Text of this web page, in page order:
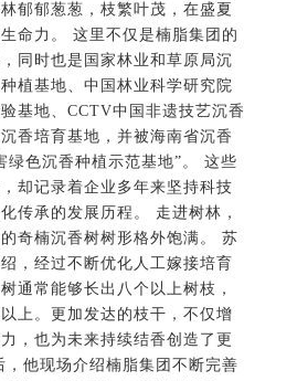
郁郁葱葱，枝繁叶茂，在盛夏
命力。 这里不仅是楠脂集团的
同时也是国家林业和草原局沉
植基地、中国林业科学研究院
基地、CCTV中国非遗技艺沉香
香培育基地，并被海南省沉香
绿色沉香种植示范基地”。 这些
却记录着企业多年来坚持科技
传承的发展历程。 走进树林，
奇楠沉香树树形格外饱满。 苏
，经过不断优化人工嫁接培育
通常能够长出八个以上树枝，
上。更加发达的枝干，不仅增
，也为未来持续结香创造了更
，他现场介绍楠脂集团不断完善